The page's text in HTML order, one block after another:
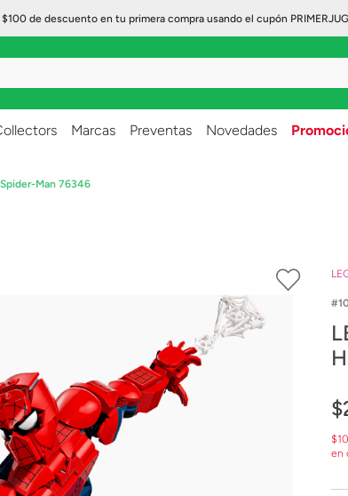
$100 de descuento en tu primera compra usando el cupón
Marcas Preventas Novedades
Man 76346
$
en